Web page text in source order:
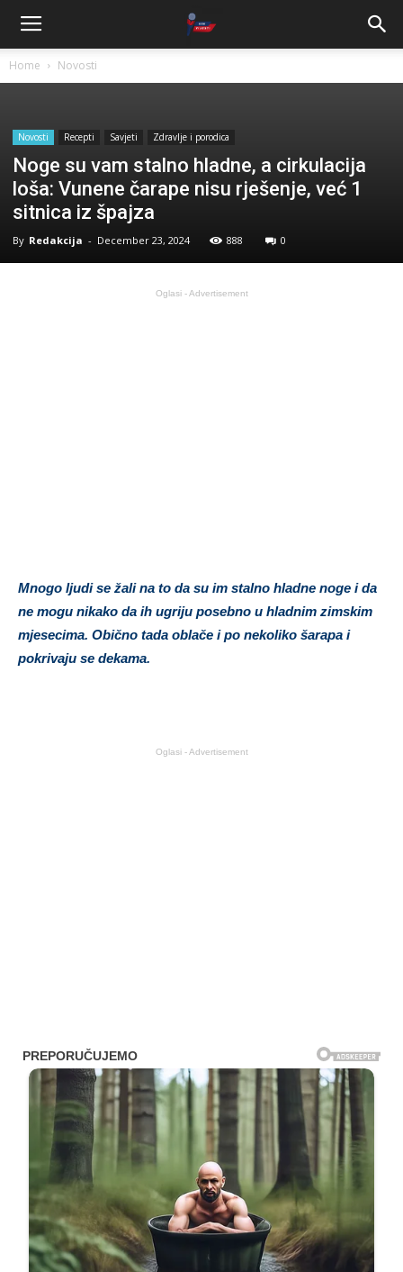
Home Novosti
Novosti Recepti Savjeti Zdravlje i porodica
Noge su vam stalno hladne, a cirkulacija
loša: Vunene čarape nisu rješenje, već 1
sitnica iz špajza
By Redakcija - December 23, 2024 888 0
Oglasi - Advertisement
Mnogo ljudi se žali na to da su im stalno hladne noge i da
ne mogu nikako da ih ugriju posebno u hladnim zimskim
mjesecima. Obično tada oblače i po nekoliko šarapa i
pokrivaju se dekama.
Oglasi - Advertisement